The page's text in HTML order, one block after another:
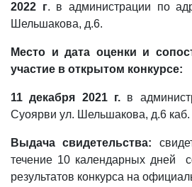
2022 г. в администрации по
Шельшакова, д.6.
Место и дата оценки и
участие в открытом конкурсе:
11 декабря 2021 г. в
Суоярви ул. Шельшакова, д.6
Выдача свидетельства:
течение 10 календарных дней
результатов конкурса на